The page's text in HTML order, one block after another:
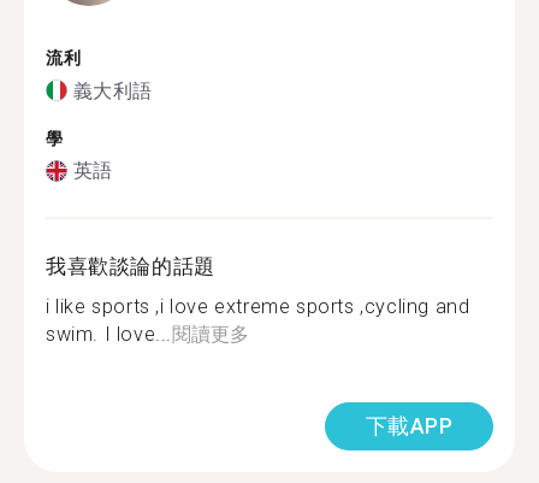
流利
義大利語
學
英語
我喜歡談論的話題
i like sports ,i love extreme sports ,cycling and
swim. I love...閱讀更多
下載APP